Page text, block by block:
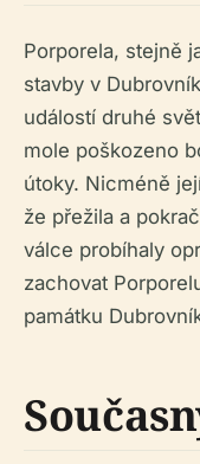
Porporela, stejně
stavby v
událostí druhé
mole poškozeno
útoky. Nicméně
že přežila a
válce probíhaly
zachovat
památku